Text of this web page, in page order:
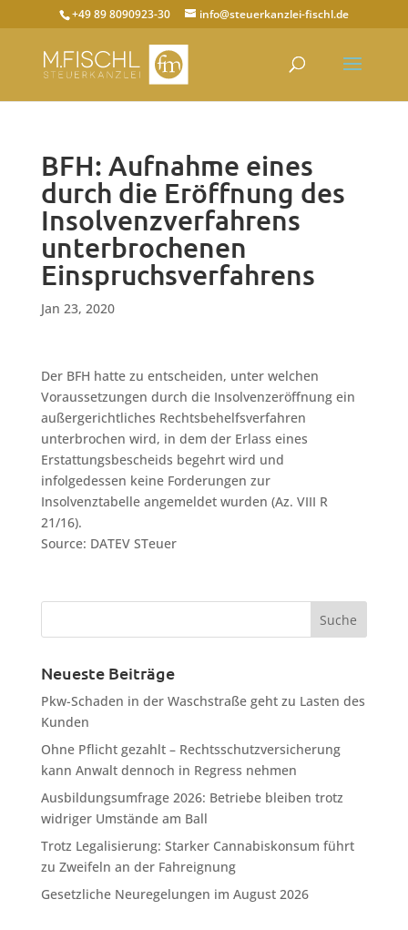
+49 89 8090923-30 info@steuerkanzlei-fischl.de
BFH: Aufnahme eines
durch die Eröffnung des
Insolvenzverfahrens
unterbrochenen
Einspruchsverfahrens
Jan 23, 2020
Der BFH hatte zu entscheiden, unter welchen
Voraussetzungen durch die Insolvenzeröffnung ein
außergerichtliches Rechtsbehelfsverfahren
unterbrochen wird, in dem der Erlass eines
Erstattungsbescheids begehrt wird und
infolgedessen keine Forderungen zur
Insolvenztabelle angemeldet wurden (Az. VIII R
21/16).
Source: DATEV STeuer
Neueste Beiträge
Pkw-Schaden in der Waschstraße geht zu Lasten des
Kunden
Ohne Pflicht gezahlt – Rechtsschutzversicherung
kann Anwalt dennoch in Regress nehmen
Ausbildungsumfrage 2026: Betriebe bleiben trotz
widriger Umstände am Ball
Trotz Legalisierung: Starker Cannabiskonsum führt
zu Zweifeln an der Fahreignung
Gesetzliche Neuregelungen im August 2026